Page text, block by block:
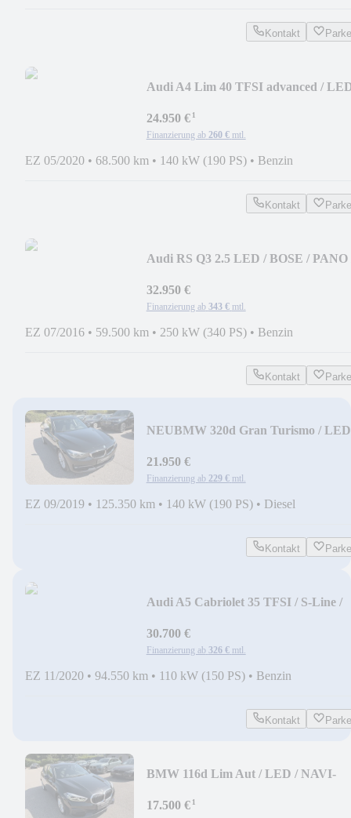
Kontakt
Audi A4 Lim 40 TFSI advanced /
24.950 €¹
Finanzierung ab 260 € mtl.
EZ 05/2020 • 68.500 km • 140 kW (190 PS) • Benzin
Kontakt
Audi RS Q3 2.5 LED / BOSE / PANO
32.950 €
Finanzierung ab 343 € mtl.
EZ 07/2016 • 59.500 km • 250 kW (340 PS) • Benzin
Kontakt
NEUBMW 320d Gran Turismo /
21.950 €
Finanzierung ab 229 € mtl.
EZ 09/2019 • 125.350 km • 140 kW (190 PS) • Diesel
Kontakt
Audi A5 Cabriolet 35 TFSI / S-Line /
30.700 €
Finanzierung ab 326 € mtl.
EZ 11/2020 • 94.550 km • 110 kW (150 PS) • Benzin
Kontakt
BMW 116d Lim Aut / LED / NAVI-
17.500 €¹